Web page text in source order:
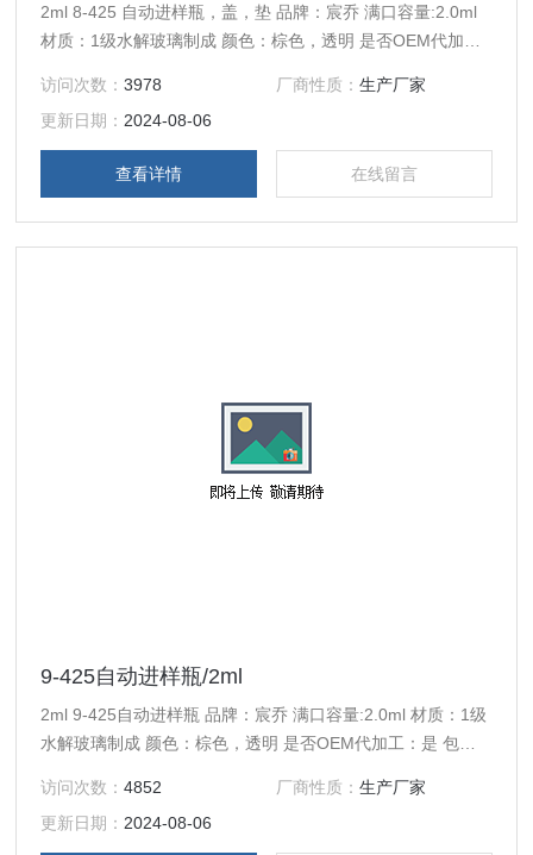
2ml 8-425 自动进样瓶，盖，垫 品牌：宸乔 满口容量:2.0ml
材质：1级水解玻璃制成 颜色：棕色，透明 是否OEM代加
访问次数：3978 厂商性质： 生产厂家
更新日期： 2024-08-06
查看详情 在线留言
9-425自动进样瓶/2ml
2ml 9-425自动进样瓶 品牌：宸乔 满口容量:2.0ml 材质：1级
水解玻璃制成 颜色：棕色，透明 是否OEM代加工：是 包
访问次数：4852 厂商性质： 生产厂家
更新日期： 2024-08-06